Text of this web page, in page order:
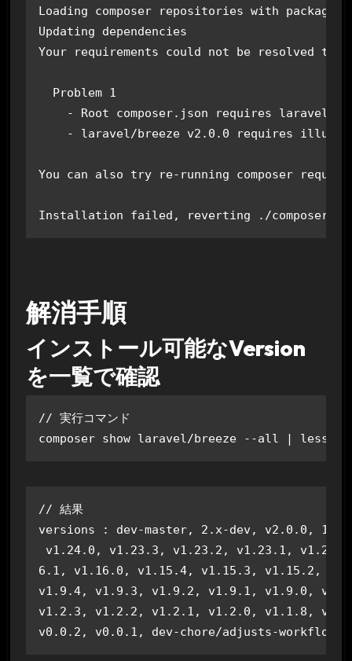
Loading composer repositories with package
Updating dependencies
Your requirements could not be resolved to
  Problem 1
- Root composer.json requires laravel/
- laravel/breeze v2.0.0 requires
You can also try re-running composer
Installation failed, reverting ./
解消手順
インストール可能なVersion
を一覧で確認
// 実行コマンド
composer show laravel/breeze --all | less
// 結果
versions : dev-master, 2.x-dev, v2.0.0,
v1.24.0, v1.23.3, v1.23.2, v1.23.1,
6.1, v1.16.0, v1.15.4, v1.15.3, v1.15.2,
v1.9.4, v1.9.3, v1.9.2, v1.9.1, v1.9.0,
v1.2.3, v1.2.2, v1.2.1, v1.2.0, v1.1.8,
v0.0.2, v0.0.1, dev-chore/adjusts-workflow,